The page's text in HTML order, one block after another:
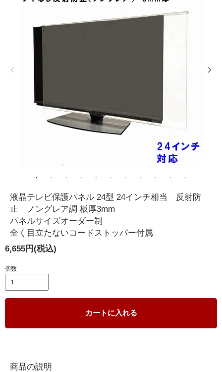
液晶テレビ保護パネル 24型 24インチ相当 反射防
止 ノングレア調 板厚3mm
パネルサイズオーダー制
全く目立たないコードストッパー付属
6,655円(税込)
個数
カートに入れる
商品の説明